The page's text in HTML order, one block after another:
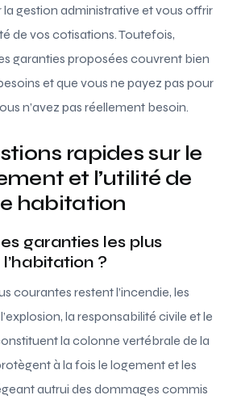
la gestion administrative et vous offrir
de vos cotisations. Toutefois,
garanties proposées couvrent bien
et que vous ne payez pas pour
n’avez pas réellement besoin.
rapides sur le
et l’utilité de
habitation
garanties les plus
?
courantes restent l’incendie, les
la responsabilité civile et le
la colonne vertébrale de la
à la fois le logement et les
autrui des dommages commis